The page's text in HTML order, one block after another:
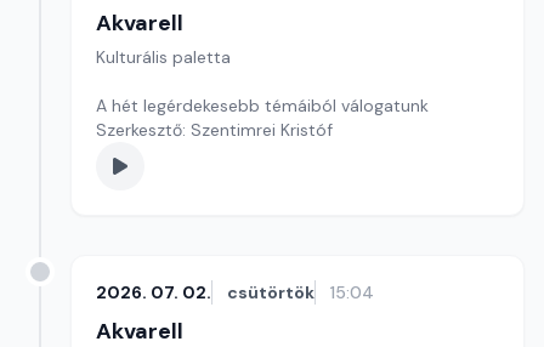
Akvarell
Kulturális paletta
A hét legérdekesebb témáiból válogatunk
Szerkesztő: Szentimrei Kristóf
2026. 07. 02. csütörtök 15:04
Akvarell